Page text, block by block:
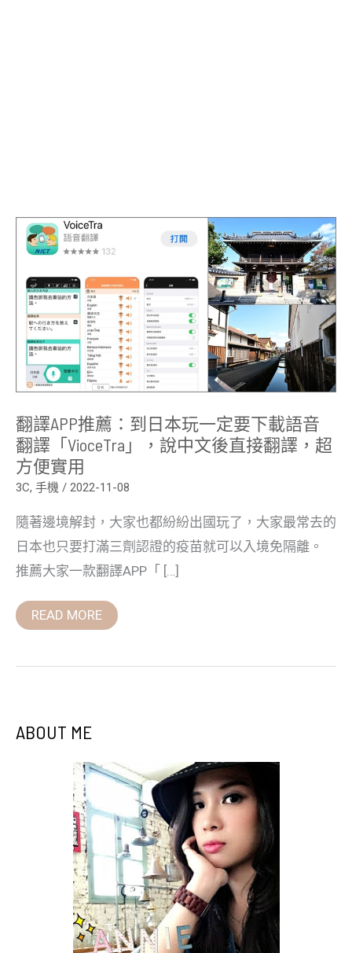
翻譯APP推薦：到日本玩一定要下載語音
翻譯「VioceTra」，說中文後直接翻譯，超
方便實用
3C, 手機 / 2022-11-08
隨著邊境解封，大家也都紛紛出國玩了，大家最常去的
日本也只要打滿三劑認證的疫苗就可以入境免隔離。
推薦大家一款翻譯APP「 […]
翻
譯
APP
薦：
到
日
本
玩
一
定
要
下
載
音
翻
譯
「VioceTra」，
說
中
後
直
接
翻
譯，
便
實
READ MORE
ABOUT ME